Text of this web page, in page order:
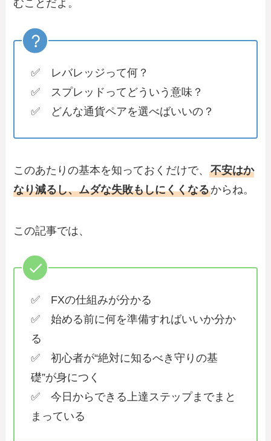
むことだよ。
✅ レバレッジって何？
✅ スプレッドってどういう意味？
✅ どんな通貨ペアを選べばいいの？
このあたりの基本を知っておくだけで、不安はか
なり減るし、ムダな失敗もしにくくなるからね。
この記事では、
✅ FXの仕組みが分かる
✅ 始める前に何を準備すればいいか分か
る
✅ 初心者が“絶対に知るべき守りの基
礎”が身につく
✅ 今日からできる上達ステップまでまと
まっている